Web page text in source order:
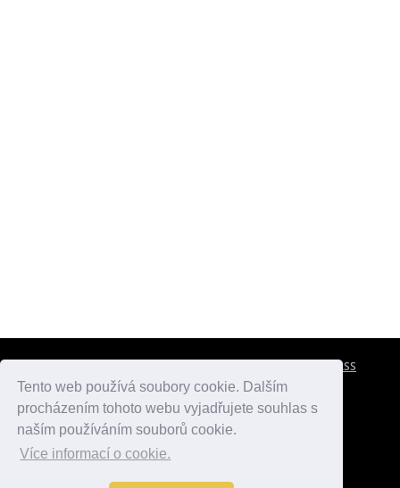
Tento web používá soubory cookie. Dalším
procházením tohoto webu vyjadřujete souhlas s
naším používáním souborů cookie.
Více informací o cookie.
RSS
atlaspamatek.info